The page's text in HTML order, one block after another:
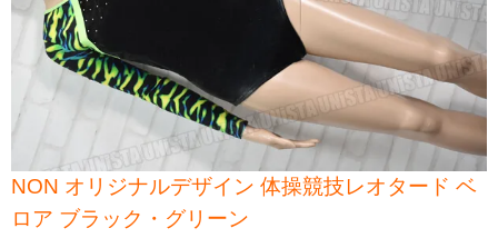
NON オリジナルデザイン 体操競技レオタード ベ
ロア ブラック・グリーン